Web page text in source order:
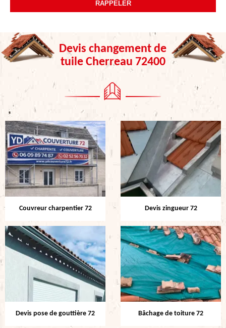
Devis changement de
tuile Cherreau 72400
Couvreur charpentier 72 Devis zingueur 72
Devis pose de gouttière 72 Bâchage de toiture 72